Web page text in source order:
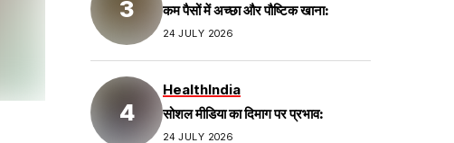
कम पैसों में अच्छा और पौष्टिक खाना:
24 JULY 2026
HealthIndia
सोशल मीडिया का दिमाग पर प्रभाव:
24 JULY 2026